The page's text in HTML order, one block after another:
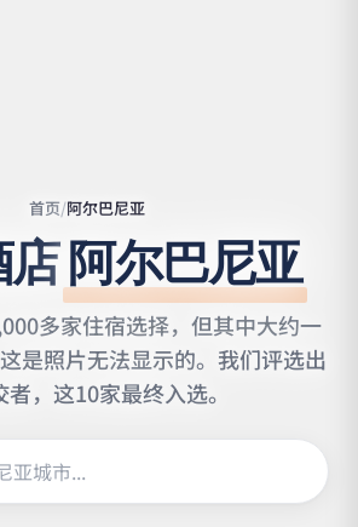
Leaflet|©
OpenStreetMap
首页/阿尔巴尼亚
店阿尔巴尼亚
多家住宿选择，但其中大约一
是照片无法显示的。我们评选出
者，这10家最终入选。